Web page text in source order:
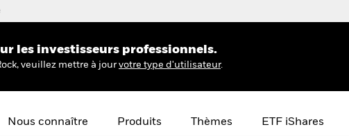
les investisseurs professionnels.
veuillez mettre à jour votre type d'utilisateur.
Nous connaître Produits Thèmes ETF iShares